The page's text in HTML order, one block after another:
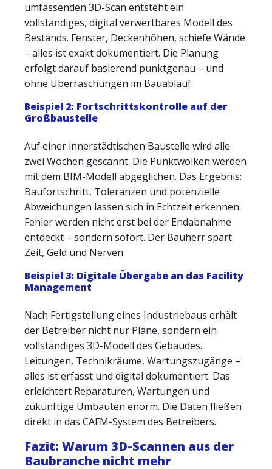
umfassenden 3D-Scan entsteht ein
vollständiges, digital verwertbares Modell des
Bestands. Fenster, Deckenhöhen, schiefe Wände
– alles ist exakt dokumentiert. Die Planung
erfolgt darauf basierend punktgenau – und
ohne Überraschungen im Bauablauf.
Beispiel 2: Fortschrittskontrolle auf der
Großbaustelle
Auf einer innerstädtischen Baustelle wird alle
zwei Wochen gescannt. Die Punktwolken werden
mit dem BIM-Modell abgeglichen. Das Ergebnis:
Baufortschritt, Toleranzen und potenzielle
Abweichungen lassen sich in Echtzeit erkennen.
Fehler werden nicht erst bei der Endabnahme
entdeckt – sondern sofort. Der Bauherr spart
Zeit, Geld und Nerven.
Beispiel 3: Digitale Übergabe an das Facility
Management
Nach Fertigstellung eines Industriebaus erhält
der Betreiber nicht nur Pläne, sondern ein
vollständiges 3D-Modell des Gebäudes.
Leitungen, Technikräume, Wartungszugänge –
alles ist erfasst und digital dokumentiert. Das
erleichtert Reparaturen, Wartungen und
zukünftige Umbauten enorm. Die Daten fließen
direkt in das CAFM-System des Betreibers.
Fazit: Warum 3D-Scannen aus der
Baubranche nicht mehr